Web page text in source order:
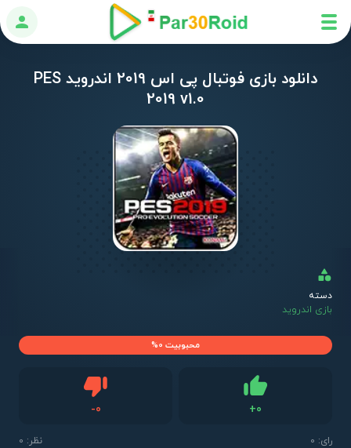
ورود
دانلود بازی فوتبال پی اس 2019 اندروید PES
2019 v1.0
دسته
بازی اندروید
+0
-0دیس لایک
رای: 0 نظر: 0
محبوبیت 0%